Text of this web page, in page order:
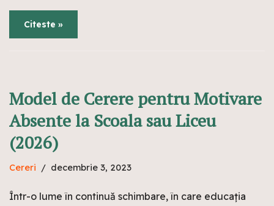
Citeste »
Model de Cerere pentru Motivare
Absente la Scoala sau Liceu
(2026)
Cereri decembrie 3, 2023
Într-o lume în continuă schimbare, în care educația